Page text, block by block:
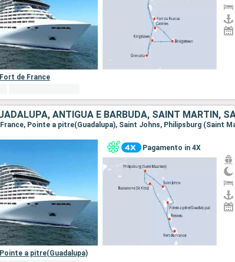
Fort de France
Pagamento in 4X
Pointe a pitre(Guadalupa)